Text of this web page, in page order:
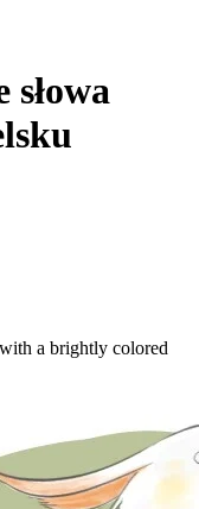
a brightly colored